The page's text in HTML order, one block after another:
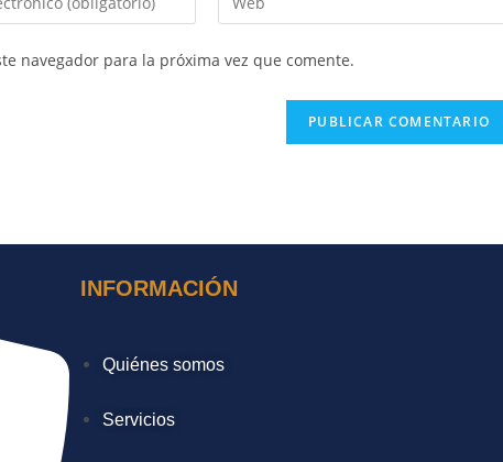
navegador para la próxima vez que comente.
INFORMACIÓN
Quiénes somos
Servicios